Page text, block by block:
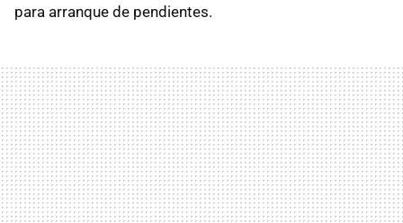
para arranque de pendientes.